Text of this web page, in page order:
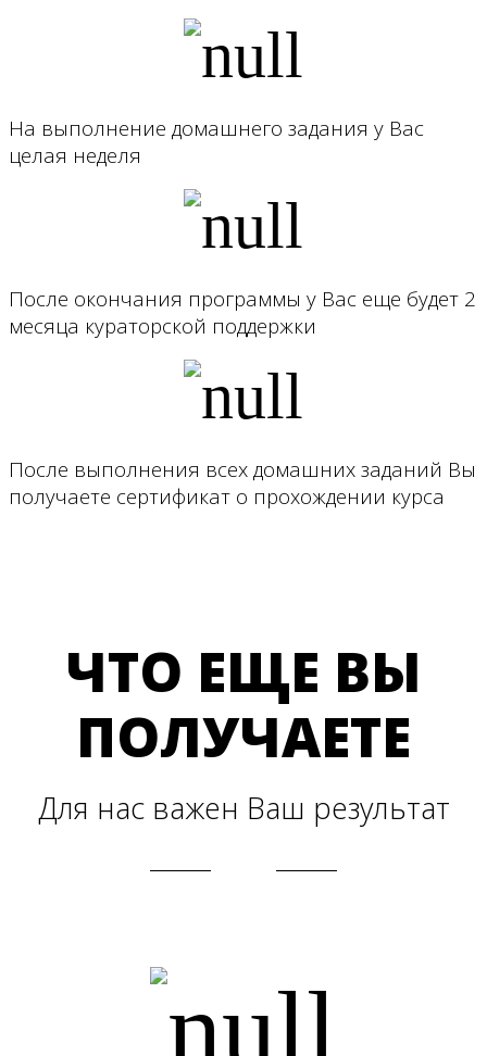
На выполнение домашнего задания у Вас
целая неделя
После окончания программы у Вас еще будет 2
месяца кураторской поддержки
После выполнения всех домашних заданий Bы
получаете сертификат о прохождении курса
ЧТО ЕЩЕ ВЫ
ПОЛУЧАЕТЕ
Для нас важен Ваш результат